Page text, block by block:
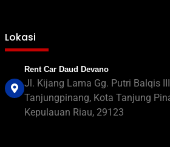
Lokasi
Rent Car Daud Devano
Jl. Kijang Lama Gg. Putri Balqis
Tanjungpinang, Kota Tanjung
Kepulauan Riau, 29123